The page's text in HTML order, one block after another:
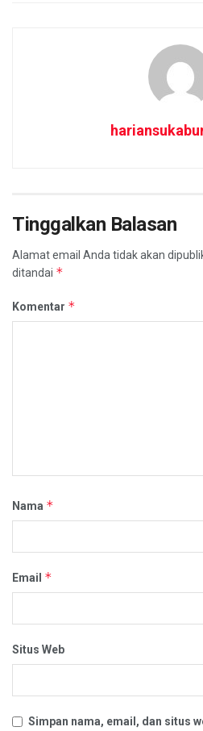
Tinggalkan Balasan
Alamat email Anda tidak akan
ditandai *
Komentar *
Nama *
Email *
Situs Web
Simpan nama, email, dan situs